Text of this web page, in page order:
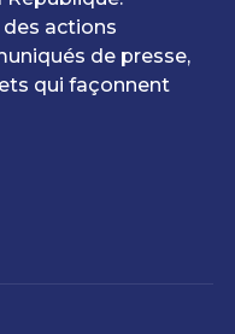
des actions
de presse,
qui façonnent